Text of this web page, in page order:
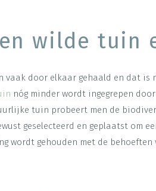
wilde tuin
door elkaar gehaald en dat
nóg minder wordt ingegrepen
tuin probeert men de
geselecteerd en geplaatst om
wordt gehouden met de